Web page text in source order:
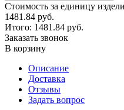
Стоимость за единицу
1481.84 руб.
Итого: 1481.84 руб.
Заказать звонок
В корзину
Описание
Доставка
Отзывы
Задать вопрос